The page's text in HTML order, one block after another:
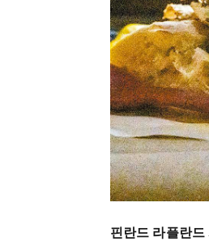
핀란드 라플란